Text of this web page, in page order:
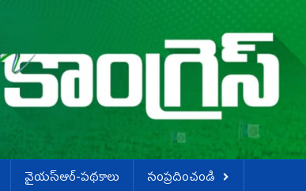
వైయస్ఆర్-పథకాలు
సంప్రదించండి